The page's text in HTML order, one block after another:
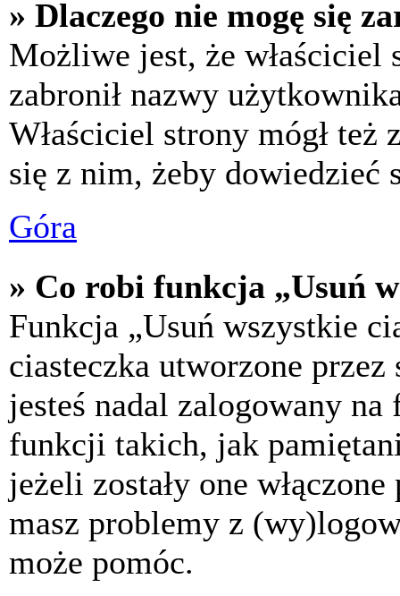
» Dlaczego nie mogę się
Możliwe jest, że właściciel
zabronił nazwy
Właściciel strony mógł
się z nim, żeby dowiedzieć
Góra
» Co robi funkcja „Usuń
Funkcja „Usuń wszystkie
ciasteczka utworzone
jesteś nadal zalogowany
funkcji takich, jak
jeżeli zostały one
masz problemy z
może pomóc.